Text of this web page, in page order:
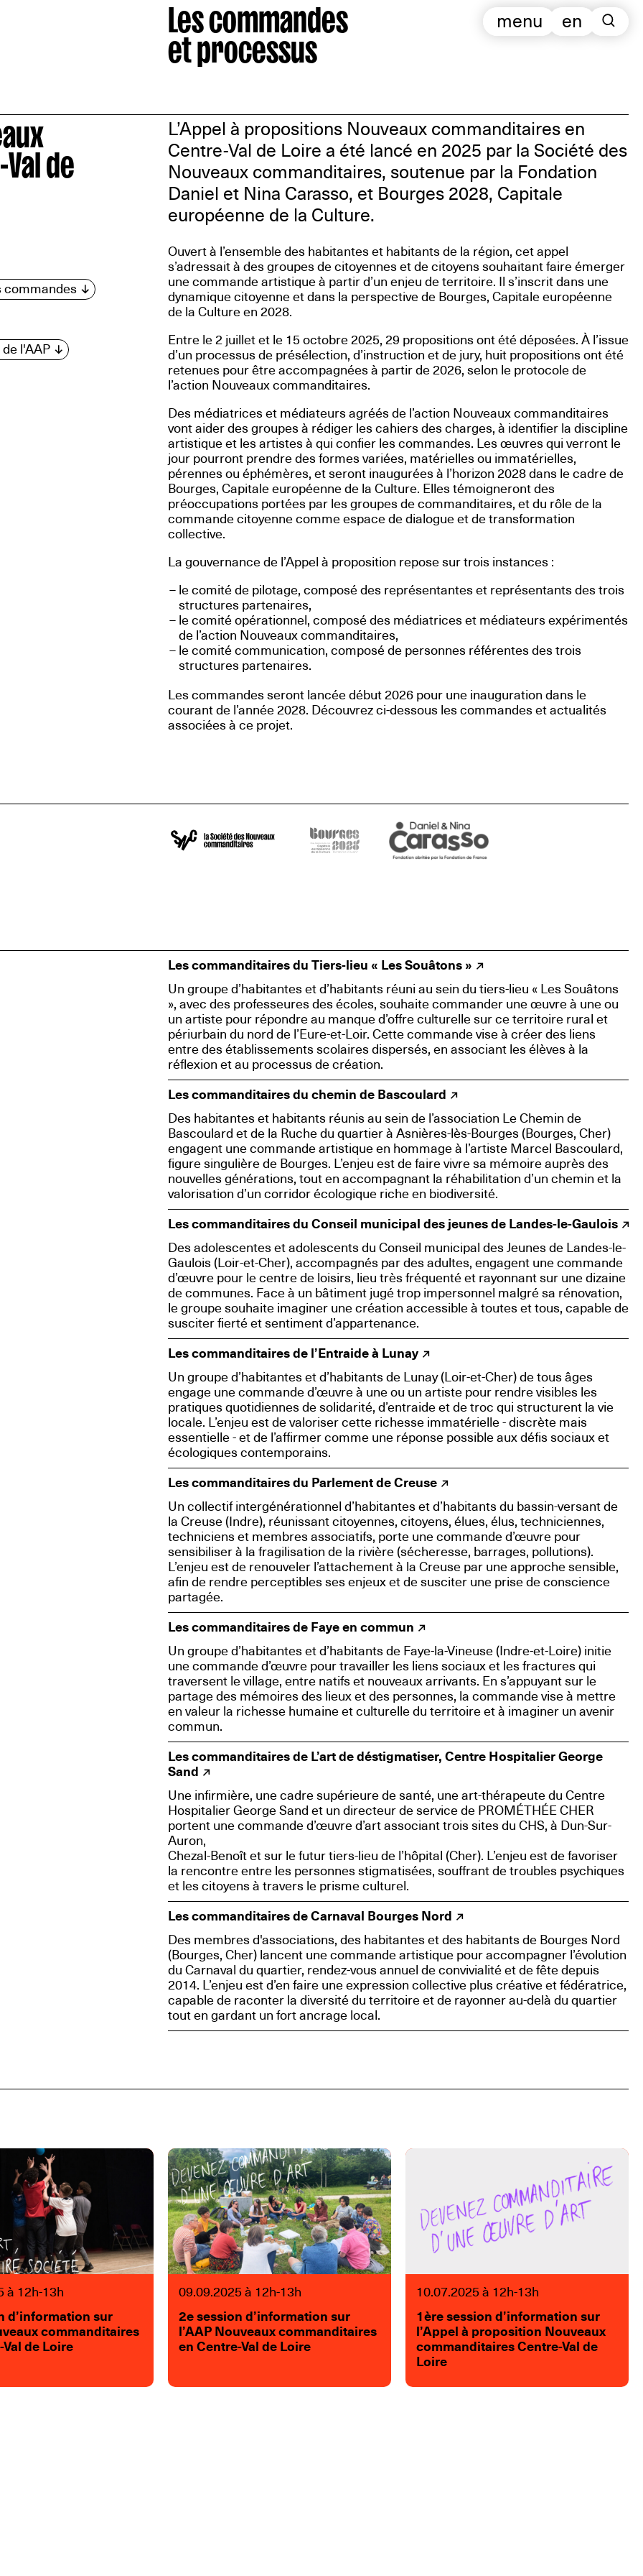
Les commandes
et processus
en
menu
de
commandes
l'AAP
L’Appel à propositions Nouveaux commanditaires en
Centre-Val de Loire a été lancé en 2025 par la Société des
Nouveaux commanditaires, soutenue par la Fondation
Daniel et Nina Carasso, et Bourges 2028, Capitale
européenne de la Culture.
Ouvert à l’ensemble des habitantes et habitants de la région, cet appel
s’adressait à des groupes de citoyennes et de citoyens souhaitant faire émerger
une commande artistique à partir d’un enjeu de territoire. Il s’inscrit dans une
dynamique citoyenne et dans la perspective de Bourges, Capitale européenne
de la Culture en 2028.
Entre le 2 juillet et le 15 octobre 2025, 29 propositions ont été déposées. À l’issue
d’un processus de présélection, d’instruction et de jury, huit propositions ont été
retenues pour être accompagnées à partir de 2026, selon le protocole de
l’action Nouveaux commanditaires.
Des médiatrices et médiateurs agréés de l’action Nouveaux commanditaires
vont aider des groupes à rédiger les cahiers des charges, à identifier la discipline
artistique et les artistes à qui confier les commandes. Les œuvres qui verront le
jour pourront prendre des formes variées, matérielles ou immatérielles,
pérennes ou éphémères, et seront inaugurées à l’horizon 2028 dans le cadre de
Bourges, Capitale européenne de la Culture. Elles témoigneront des
préoccupations portées par les groupes de commanditaires, et du rôle de la
commande citoyenne comme espace de dialogue et de transformation
collective.
La gouvernance de l’Appel à proposition repose sur trois instances :
le comité de pilotage, composé des représentantes et représentants des trois
structures partenaires,
le comité opérationnel, composé des médiatrices et médiateurs expérimentés
de l’action Nouveaux commanditaires,
le comité communication, composé de personnes référentes des trois
structures partenaires.
Les commandes seront lancée début 2026 pour une inauguration dans le
courant de l’année 2028. Découvrez ci-dessous les commandes et actualités
associées à ce projet.
Les commanditaires du Tiers-lieu « Les Souâtons »
Un groupe d’habitantes et d’habitants réuni au sein du tiers-lieu « Les Souâtons
», avec des professeures des écoles, souhaite commander une œuvre à une ou
un artiste pour répondre au manque d’offre culturelle sur ce territoire rural et
périurbain du nord de l’Eure-et-Loir. Cette commande vise à créer des liens
entre des établissements scolaires dispersés, en associant les élèves à la
réflexion et au processus de création.
Les commanditaires du chemin de Bascoulard
Des habitantes et habitants réunis au sein de l’association Le Chemin de
Bascoulard et de la Ruche du quartier à Asnières-lès-Bourges (Bourges, Cher)
engagent une commande artistique en hommage à l’artiste Marcel Bascoulard,
figure singulière de Bourges. L’enjeu est de faire vivre sa mémoire auprès des
nouvelles générations, tout en accompagnant la réhabilitation d’un chemin et la
valorisation d’un corridor écologique riche en biodiversité.
Les commanditaires du Conseil municipal des jeunes de Landes-le-Gaulois
Des adolescentes et adolescents du Conseil municipal des Jeunes de Landes-le-
Gaulois (Loir-et-Cher), accompagnés par des adultes, engagent une commande
d’œuvre pour le centre de loisirs, lieu très fréquenté et rayonnant sur une dizaine
de communes. Face à un bâtiment jugé trop impersonnel malgré sa rénovation,
le groupe souhaite imaginer une création accessible à toutes et tous, capable de
susciter fierté et sentiment d’appartenance.
Les commanditaires de l’Entraide à Lunay
Un groupe d’habitantes et d’habitants de Lunay (Loir-et-Cher) de tous âges
engage une commande d’œuvre à une ou un artiste pour rendre visibles les
pratiques quotidiennes de solidarité, d’entraide et de troc qui structurent la vie
locale. L’enjeu est de valoriser cette richesse immatérielle - discrète mais
essentielle - et de l’affirmer comme une réponse possible aux défis sociaux et
écologiques contemporains.
Les commanditaires du Parlement de Creuse
Un collectif intergénérationnel d’habitantes et d’habitants du bassin-versant de
la Creuse (Indre), réunissant citoyennes, citoyens, élues, élus, techniciennes,
techniciens et membres associatifs, porte une commande d’œuvre pour
sensibiliser à la fragilisation de la rivière (sécheresse, barrages, pollutions).
L’enjeu est de renouveler l’attachement à la Creuse par une approche sensible,
afin de rendre perceptibles ses enjeux et de susciter une prise de conscience
partagée.
Les commanditaires de Faye en commun
Un groupe d’habitantes et d’habitants de Faye-la-Vineuse (Indre-et-Loire) initie
une commande d’œuvre pour travailler les liens sociaux et les fractures qui
traversent le village, entre natifs et nouveaux arrivants. En s’appuyant sur le
partage des mémoires des lieux et des personnes, la commande vise à mettre
en valeur la richesse humaine et culturelle du territoire et à imaginer un avenir
commun.
Les commanditaires de L’art de déstigmatiser, Centre Hospitalier George
Sand
Une infirmière, une cadre supérieure de santé, une art-thérapeute du Centre
Hospitalier George Sand et un directeur de service de PROMÉTHÉE CHER
portent une commande d’œuvre d’art associant trois sites du CHS, à Dun-Sur-
Auron,
Chezal-Benoît et sur le futur tiers-lieu de l’hôpital (Cher). L’enjeu est de favoriser
la rencontre entre les personnes stigmatisées, souffrant de troubles psychiques
et les citoyens à travers le prisme culturel.
Les commanditaires de Carnaval Bourges Nord
Des membres d'associations, des habitantes et des habitants de Bourges Nord
(Bourges, Cher) lancent une commande artistique pour accompagner l’évolution
du Carnaval du quartier, rendez-vous annuel de convivialité et de fête depuis
2014. L’enjeu est d’en faire une expression collective plus créative et fédératrice,
capable de raconter la diversité du territoire et de rayonner au-delà du quartier
tout en gardant un fort ancrage local.
à 12h-13h
d’information sur
commanditaires
de Loire
09.09.2025 à 12h-13h
2e session d’information sur
l’AAP Nouveaux commanditaires
en Centre-Val de Loire
10.07.2025 à 12h-13h
1ère session d’information sur
l’Appel à proposition Nouveaux
commanditaires Centre-Val de
Loire